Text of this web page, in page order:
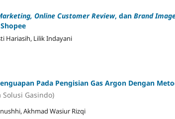
Online Customer Review, dan Brand
Hariasih, Lilik Indayani
Pada Pengisian Gas Argon Dengan
Solusi Gasindo)
Akhmad Wasiur Rizqi